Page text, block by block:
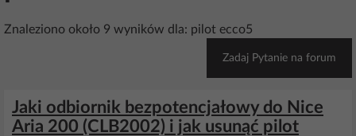
Znaleziono około 9 wyników dla: pilot ecco5
Zadaj Pytanie na forum
Jaki odbiornik bezpotencjałowy do Nice
Aria 200 (CLB2002) i jak usunąć pilot